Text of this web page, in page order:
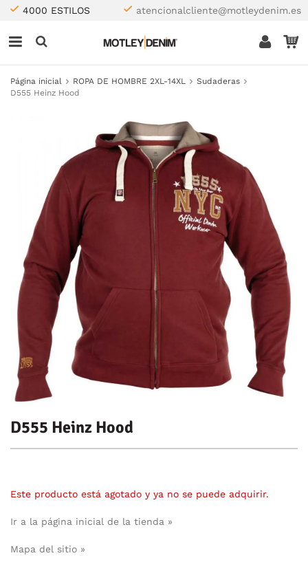
4000 ESTILOS atencionalcliente@motleydenim.es
Página inicial ROPA DE HOMBRE 2XL-14XL
Sudaderas
D555 Heinz Hood
D555 Heinz Hood
Este producto está agotado y ya no se puede adquirir.
Ir a la página inicial de la tienda »
Mapa del sitio »